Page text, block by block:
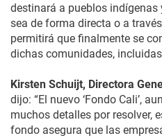
destinará a pueblos
sea de forma directa o a
permitirá que finalmente se
dichas comunidades,
Kirsten Schuijt, Directora
dijo: “El nuevo ‘Fondo Cali’,
muchos detalles por resolver,
fondo asegura que las